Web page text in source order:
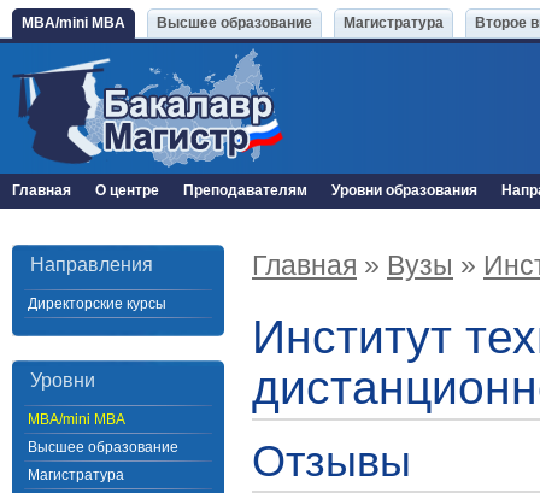
MBA/mini MBA Высшее образование Магистратура Второе
Главная О центре Преподавателям Уровни образования
Направления
Директорские курсы
Уровни
MBA/mini MBA
Высшее образование
Магистратура
Главная » Вузы »
Институт
Отзывы